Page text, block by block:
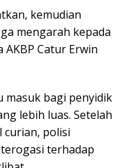
kemudian
mengarah kepada
Catur Erwin
masuk bagi penyidik
lebih luas. Setelah
curian, polisi
terhadap